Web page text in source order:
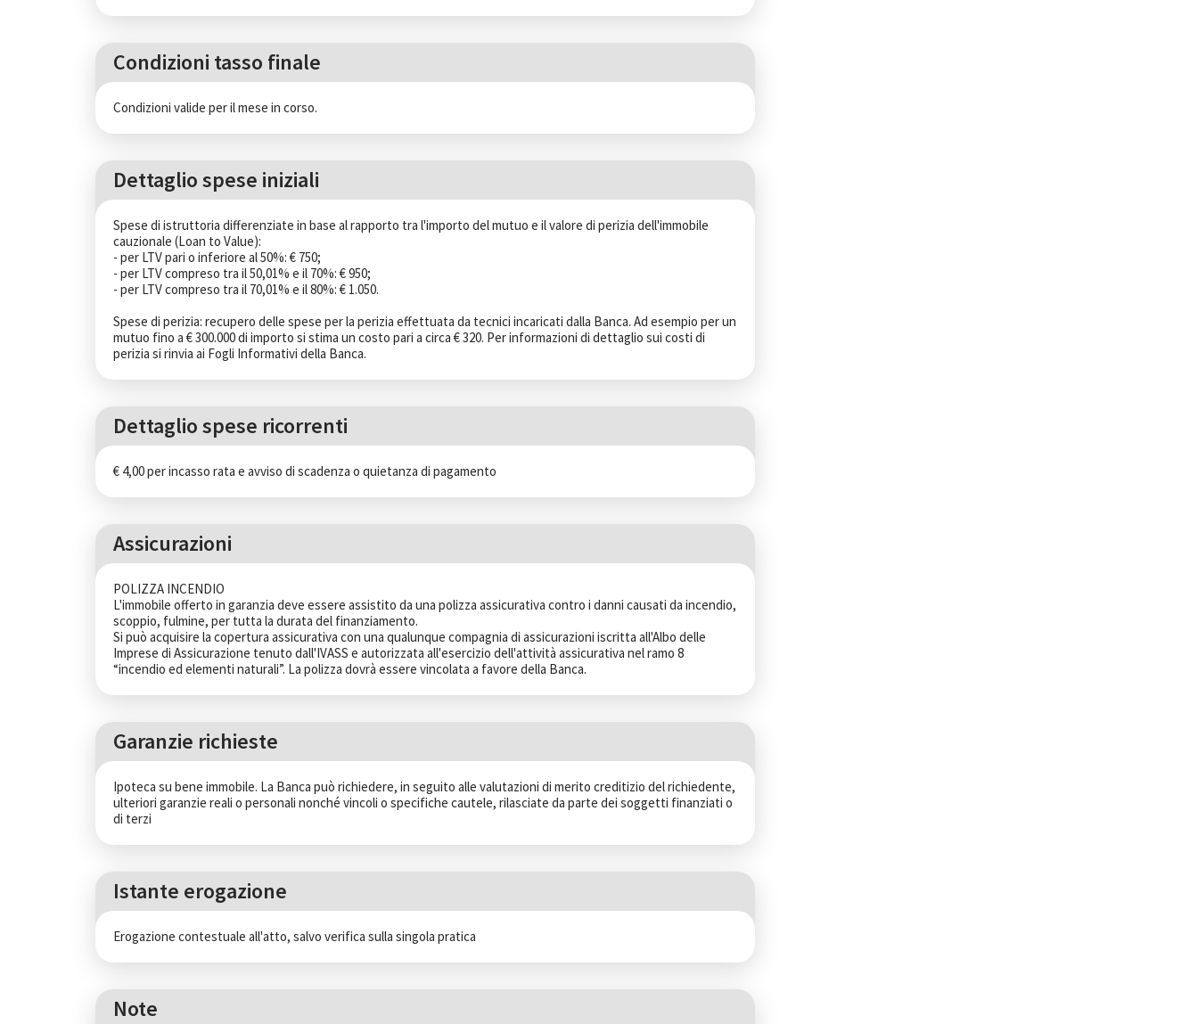
Condizioni tasso finale
Condizioni valide per il mese in corso.
Dettaglio spese iniziali
Spese di istruttoria differenziate in base al rapporto tra l'importo del mutuo e il valore di perizia dell'immobile
cauzionale (Loan to Value):
- per LTV pari o inferiore al 50%: € 750;
- per LTV compreso tra il 50,01% e il 70%: € 950;
- per LTV compreso tra il 70,01% e il 80%: € 1.050.
Spese di perizia: recupero delle spese per la perizia effettuata da tecnici incaricati dalla Banca. Ad esempio per un
mutuo fino a € 300.000 di importo si stima un costo pari a circa € 320. Per informazioni di dettaglio sui costi di
perizia si rinvia ai Fogli Informativi della Banca.
Dettaglio spese ricorrenti
€ 4,00 per incasso rata e avviso di scadenza o quietanza di pagamento
Assicurazioni
POLIZZA INCENDIO
L'immobile offerto in garanzia deve essere assistito da una polizza assicurativa contro i danni causati da incendio,
scoppio, fulmine, per tutta la durata del finanziamento.
Si può acquisire la copertura assicurativa con una qualunque compagnia di assicurazioni iscritta all'Albo delle
Imprese di Assicurazione tenuto dall'IVASS e autorizzata all'esercizio dell'attività assicurativa nel ramo 8
“incendio ed elementi naturali”. La polizza dovrà essere vincolata a favore della Banca.
Garanzie richieste
Ipoteca su bene immobile. La Banca può richiedere, in seguito alle valutazioni di merito creditizio del richiedente,
ulteriori garanzie reali o personali nonché vincoli o specifiche cautele, rilasciate da parte dei soggetti finanziati o
di terzi
Istante erogazione
Erogazione contestuale all'atto, salvo verifica sulla singola pratica
Note